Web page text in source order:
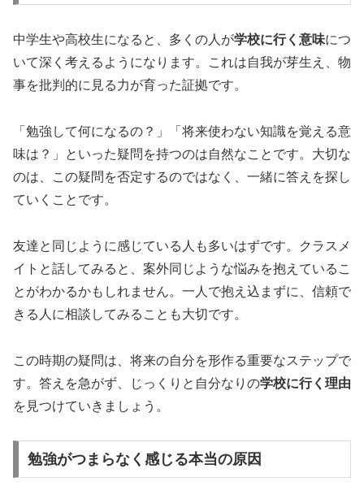
中学生や高校生になると、多くの人が学校に行く意味につ
いて深く考えるようになります。これは自我が芽生え、物
事を批判的に見る力が育った証拠です。
「勉強して何になるの？」「将来使わない知識を覚える意
味は？」といった疑問を持つのは自然なことです。大切な
のは、この疑問を否定するのではなく、一緒に答えを探し
ていくことです。
友達と同じように感じている人も多いはずです。クラスメ
イトと話してみると、案外同じような悩みを抱えているこ
とがわかるかもしれません。一人で抱え込まずに、信頼で
きる人に相談してみることも大切です。
この時期の疑問は、将来の自分を形作る重要なステップで
す。答えを急がず、じっくりと自分なりの学校に行く理由
を見つけていきましょう。
勉強がつまらなく感じる本当の原因